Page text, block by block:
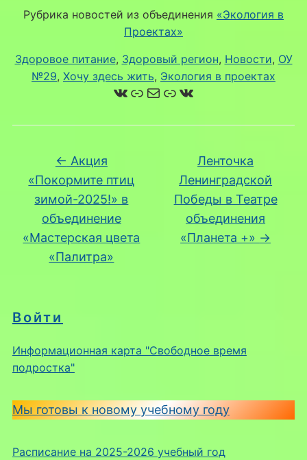
Войти
Информационная карта "Свободное время
подростка"
Мы готовы к новому учебному году
Расписание на 2025-2026 учебный год
Рубрика новостей из объединения «Экология в
Проектах»
Здоровое питание, Здоровый регион, Новости, ОУ
№29, Хочу здесь жить, Экология в проектах
ВКонтакте
Ссылка
Почта
Ссылка
ВКонтакте
← Акция
«Покормите птиц
зимой-2025!» в
объединение
«Мастерская цвета
«Палитра»
Ленточка
Ленинградской
Победы в Театре
объединения
«Планета +» →